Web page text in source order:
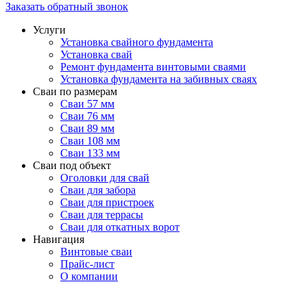
Заказать обратный звонок
Услуги
Установка свайного фундамента
Установка свай
Ремонт фундамента винтовыми сваями
Установка фундамента на забивных сваях
Сваи по размерам
Сваи 57 мм
Сваи 76 мм
Сваи 89 мм
Сваи 108 мм
Сваи 133 мм
Сваи под объект
Оголовки для свай
Сваи для забора
Сваи для пристроек
Сваи для террасы
Сваи для откатных ворот
Навигация
Винтовые сваи
Прайс-лист
О компании